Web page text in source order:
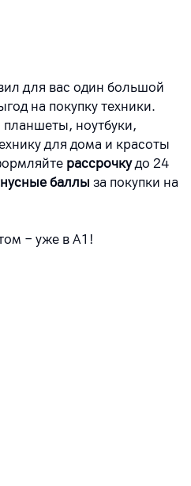
для вас один большой
на покупку техники.
ноутбуки,
для дома и красоты
рассрочкудо 24
баллы за покупки на
− уже в А1!